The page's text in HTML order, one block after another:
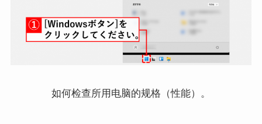
如何检查所用电脑的规格（性能）。